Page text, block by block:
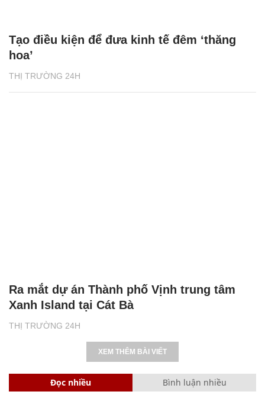
THỊ TRƯỜNG 24H
Tạo điều kiện để đưa kinh tế đêm ‘thăng
hoa’
THỊ TRƯỜNG 24H
Ra mắt dự án Thành phố Vịnh trung tâm
Xanh Island tại Cát Bà
XEM THÊM BÀI VIẾT
Đọc nhiều Bình luận nhiều